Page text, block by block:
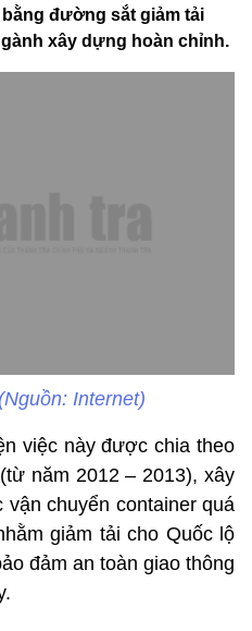
đường sắt giảm tải
xây dựng hoàn chỉnh.
Internet)
việc này được chia theo
năm 2012 – 2013), xây
chuyển container quá
giảm tải cho Quốc lộ
đảm an toàn giao thông